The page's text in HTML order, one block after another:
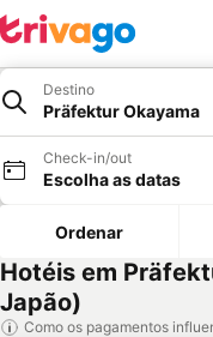
Destino
Präfektur Okayama
Check-in/out
Escolha as datas
Ordenar
Hotéis em
Japão)
Como os pagamentos